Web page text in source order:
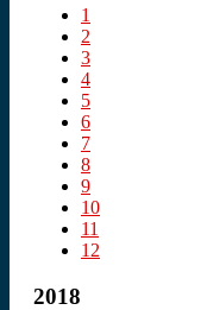
1
2
3
4
5
6
7
8
9
10
11
12
2018